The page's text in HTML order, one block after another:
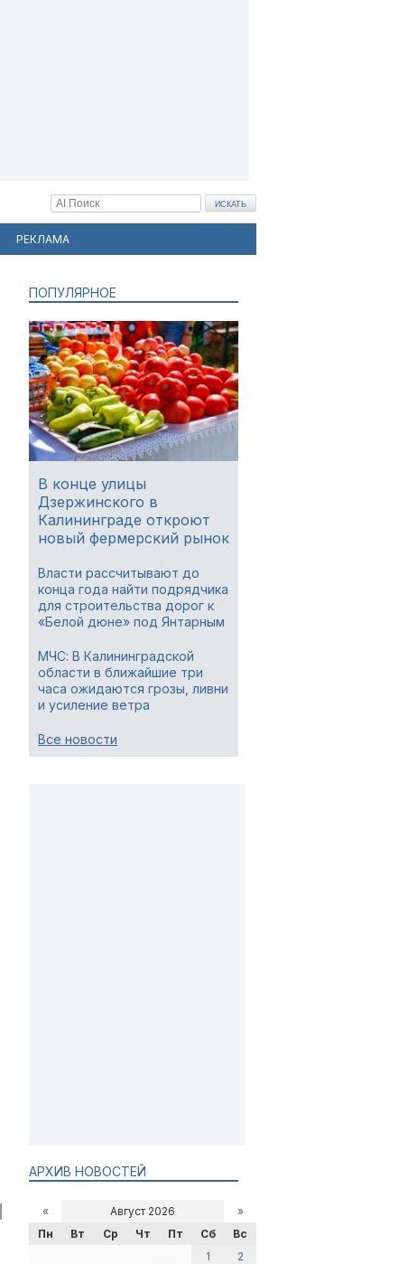
РЕКЛАМА
ПОПУЛЯРНОЕ
В конце улицы
Дзержинского в
Калининграде откроют
новый фермерский рынок
Власти рассчитывают до
конца года найти подрядчика
для строительства дорог к
«Белой дюне» под Янтарным
МЧС: В Калининградской
области в ближайшие три
часа ожидаются грозы, ливни
и усиление ветра
Все новости
АРХИВ НОВОСТЕЙ
« Август 2026
»
Пн
Вт Ср Чт Пт Сб
Вс
1
2